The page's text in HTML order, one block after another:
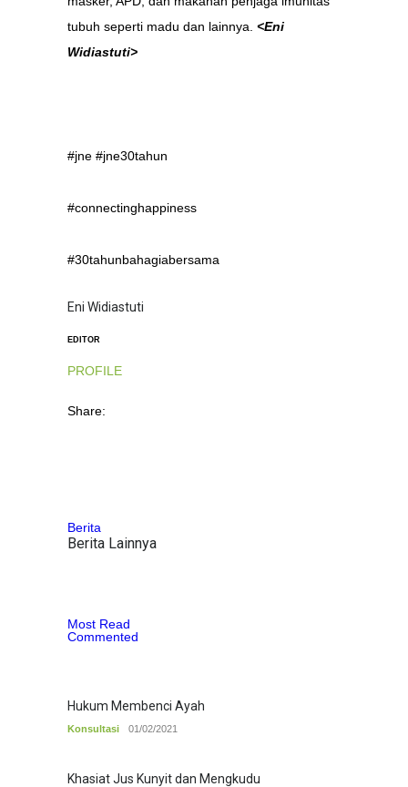
tubuh seperti madu dan lainnya. <Eni
Widiastuti>
#jne #jne30tahun
#connectinghappiness
#30tahunbahagiabersama
Eni Widiastuti
EDITOR
PROFILE
Share:
Berita
Berita Lainnya
Most Read
Commented
Hukum Membenci Ayah
Konsultasi 01/02/2021
Khasiat Jus Kunyit dan Mengkudu